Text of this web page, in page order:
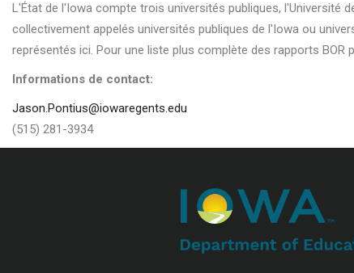
L'État de l'Iowa compte trois universités publiques, l'Université
collectivement appelés universités publiques de l'Iowa ou
représentés ici. Pour une liste plus complète des rapports BOR
Informations de contact:
Jason.Pontius@iowaregents.edu
(515) 281-3934